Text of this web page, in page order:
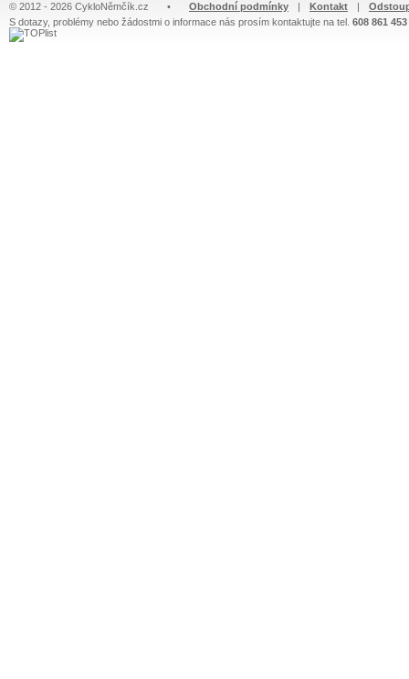
© 2012 - 2026 CykloNěmčík.cz • Obchodní podmínky | Kontakt |
S dotazy, problémy nebo žádostmi o informace nás prosím kontaktujte na tel. 608 861 453